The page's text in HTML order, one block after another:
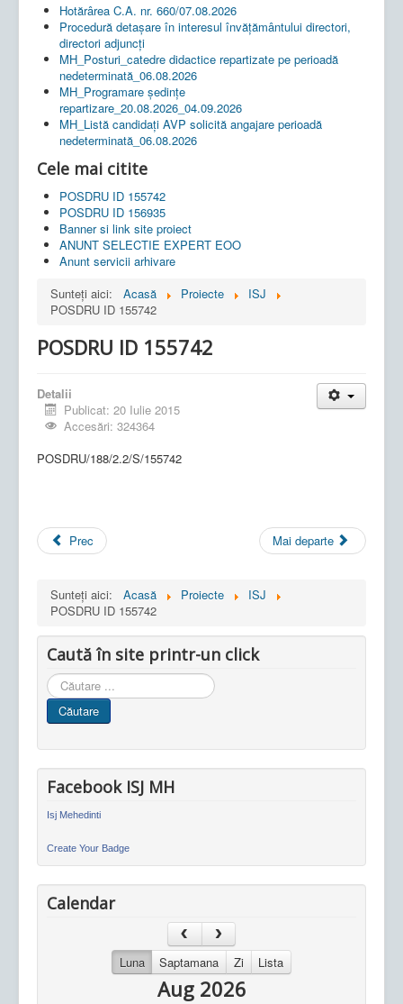
Hotărârea C.A. nr. 660/07.08.2026
Procedură detașare în interesul învățământului directori,
directori adjuncți
MH_Posturi_catedre didactice repartizate pe perioadă
nedeterminată_06.08.2026
MH_Programare ședințe
repartizare_20.08.2026_04.09.2026
MH_Listă candidați AVP solicită angajare perioadă
nedeterminată_06.08.2026
Cele mai citite
POSDRU ID 155742
POSDRU ID 156935
Banner si link site proiect
ANUNT SELECTIE EXPERT EOO
Anunt servicii arhivare
Sunteți aici:
Acasă Proiecte
ISJ
POSDRU ID 155742
POSDRU ID 155742
Detalii
Publicat: 20 Iulie 2015
Accesări: 324364
POSDRU/188/2.2/S/155742
Prec Mai departe
Sunteți aici: Acasă Proiecte
ISJ
POSDRU ID 155742
Caută în site printr-un click
Cauta
in
site
Căutare
Facebook ISJ MH
Isj Mehedinti
Create Your Badge
Calendar
Luna Saptamana Zi Lista
Aug 2026